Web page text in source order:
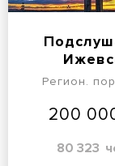
Регион.
200
80 323